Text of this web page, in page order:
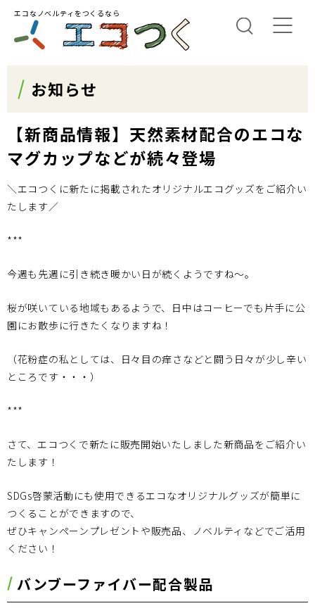
エコなノベルティをつくるなら
お知らせ
【新商品情報】天然素材配合のエコな
マグカップなどが続々登場
＼エコつくに新たに掲載されたオリジナルエコグッズをご紹介い
たします／
***
今週も先週に引き続き暖かい日が続くようですね〜。
桜が咲いている地域もあるようで、日中はコーヒーでも片手に公
園にお散歩に行きたくなりますね！
（花粉症の私としては、日々目の痒さなどと闘う日々が少し辛い
ところです・・・）
***
さて、エコつくで新たに販売開始いたしました新商品をご紹介い
たします！
SDGs啓蒙活動にも使用できるエコなオリジナルグッズが簡単に
つくることができますので、
ぜひキャンペーンプレゼントや販売品、ノベルティなどでご活用
ください！
バンブーファイバー配合製品